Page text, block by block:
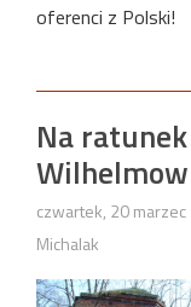
oferenci z Polski!
Na
czwartek, 20
Michalak